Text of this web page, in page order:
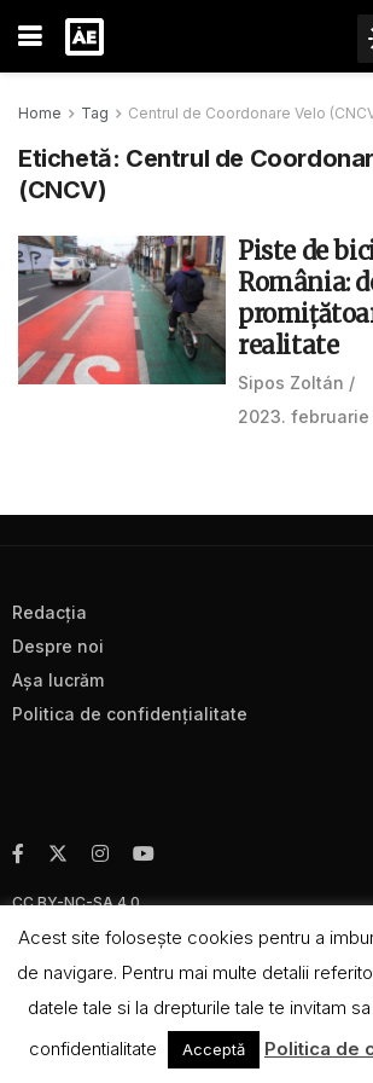
Home Tag Centrul de Coordonare Velo
Etichetă: Centrul de
(CNCV)
Piste de
România:
realitate
Sipos Zoltán
2023. februarie
Redacţia
Despre noi
Aşa lucrăm
Politica de confidenţialitate
CC BY-NC-SA 4.0
Acest site foloseşte cookies pentru a
de navigare. Pentru mai multe detalii
datele tale si la drepturile tale te invitam
confidentialitate
Acceptă Politica de